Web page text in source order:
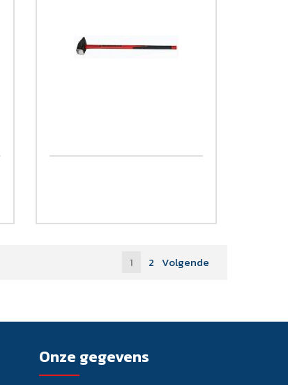
1 2 Volgende
Onze gegevens